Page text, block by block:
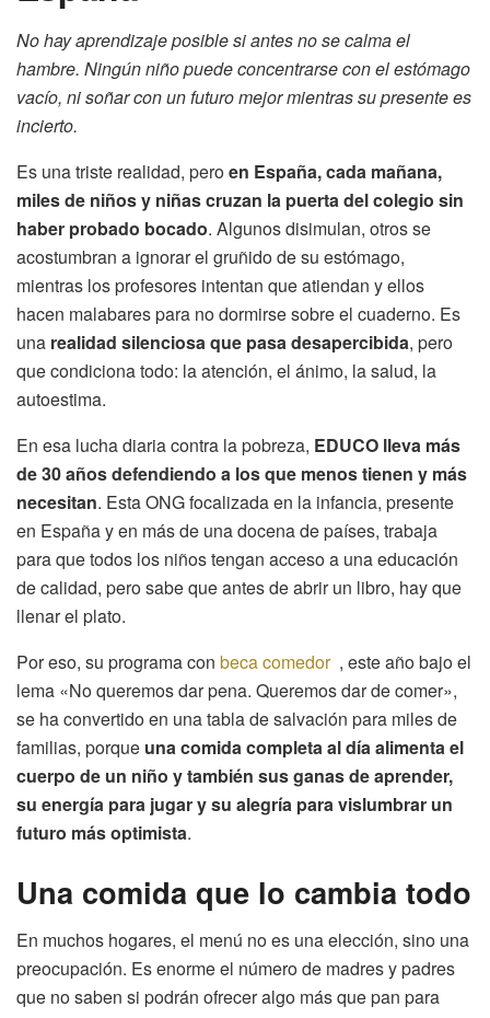
No hay aprendizaje posible si antes no se calma el
hambre. Ningún niño puede concentrarse con el estómago
vacío, ni soñar con un futuro mejor mientras su presente es
incierto.
Es una triste realidad, peroen España, cada mañana,
miles de niños y niñas cruzan la puerta del colegio sin
haber probado bocado. Algunos disimulan, otros se
acostumbran a ignorar el gruñido de su estómago,
mientras los profesores intentan que atiendan y ellos
hacen malabares para no dormirse sobre el cuaderno. Es
una realidad silenciosa que pasa desapercibida, pero
que condiciona todo: la atención, el ánimo, la salud, la
autoestima.
En esa lucha diaria contra la pobreza, EDUCO lleva más
de 30 años defendiendo a los que menos tienen y más
necesitan. Esta ONG focalizada en la infancia, presente
en España y en más de una docena de países, trabaja
para que todos los niños tengan acceso a una educación
de calidad, pero sabe que antes de abrir un libro, hay que
llenar el plato.
Por eso, su programa con beca comedor, este año bajo el
lema «No queremos dar pena. Queremos dar de comer»,
se ha convertido en una tabla de salvación para miles de
familias, porque una comida completa al día alimenta el
cuerpo de un niño y también sus ganas de aprender,
su energía para jugar y su alegría para vislumbrar un
futuro más optimista.
Una comida que lo cambia todo
En muchos hogares, el menú no es una elección, sino una
preocupación. Es enorme el número de madres y padres
que no saben si podrán ofrecer algo más que pan para